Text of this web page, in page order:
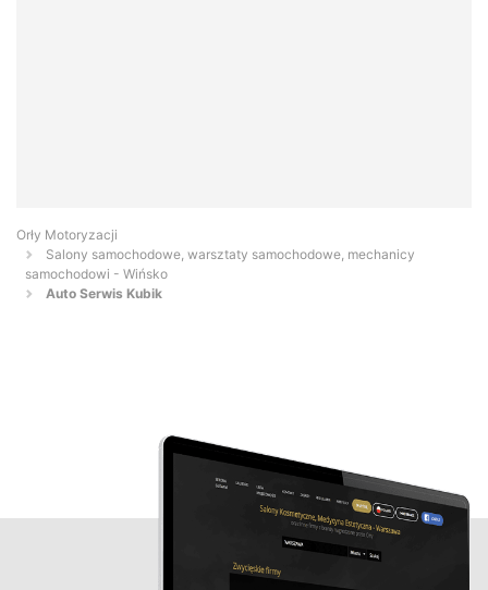
Orły Motoryzacji
Salony samochodowe, warsztaty samochodowe, mechanicy
samochodowi - Wińsko
Auto Serwis Kubik